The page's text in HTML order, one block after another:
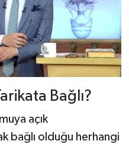
Bağlı?
açık
bağlı olduğu herhangi